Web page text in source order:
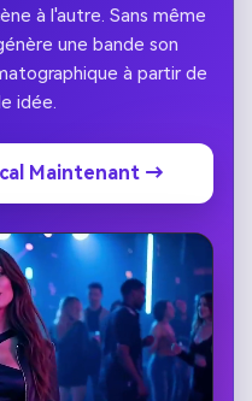
à l'autre. Sans même
une bande son
à partir de
idée.
Maintenant →